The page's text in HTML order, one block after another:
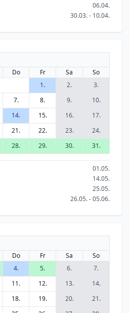
06.04.
30.03. - 10.04.
Do Fr Sa
So
1.
2.
3.
7. 8. 9.
10.
14. 15. 16.
17.
21. 22. 23.
24.
28. 29. 30. 31.
01.05.
14.05.
25.05.
26.05. - 05.06.
Do Fr Sa
So
4. 5. 6.
7.
11. 12. 13.
14.
18. 19. 20.
21.